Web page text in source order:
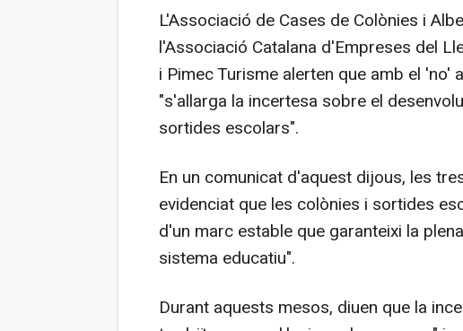
L'Associació de Cases de Colònies i
l'Associació Catalana d'Empreses del
i Pimec Turisme alerten que amb el 'no'
"s'allarga la incertesa sobre el
sortides escolars".
En un comunicat d'aquest dijous, les
evidenciat que les colònies i sortides
d'un marc estable que garanteixi la
sistema educatiu".
Durant aquests mesos, diuen que la